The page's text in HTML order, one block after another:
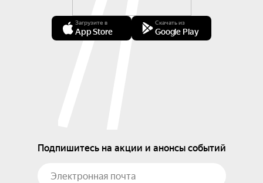
Загрузите в
App Store
Скачать из
Google Play
Подпишитесь на акции и анонсы событий